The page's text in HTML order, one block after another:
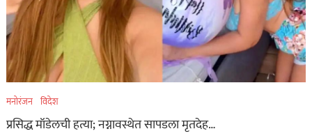
मनोरंजन विदेश
प्रसिद्ध मॉडेलची हत्या; नग्नावस्थेत सापडला मृतदेह…